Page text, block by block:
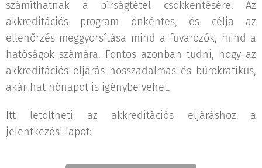
számíthatnak a bírságtétel csökkentésére. Az
akkreditációs program önkéntes, és célja az
ellenőrzés meggyorsítása mind a fuvarozók, mind a
hatóságok számára. Fontos azonban tudni, hogy az
akkreditációs eljárás hosszadalmas és bürokratikus,
akár hat hónapot is igénybe vehet.
Itt letöltheti az akkreditációs eljáráshoz a
jelentkezési lapot: